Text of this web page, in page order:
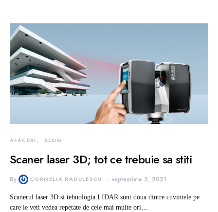
AFACERI BLOG
Scaner laser 3D; tot ce trebuie sa stiti
By CORNELIA RADULESCU septembrie 2, 2021
Scanerul laser 3D si tehnologia LIDAR sunt doua dintre cuvintele pe
care le veti vedea repetate de cele mai multe ori…